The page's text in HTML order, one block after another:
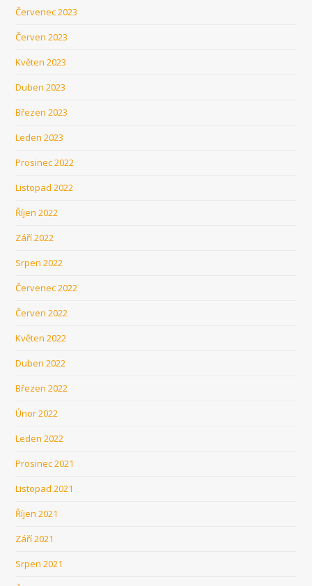
Červenec 2023
Červen 2023
Květen 2023
Duben 2023
Březen 2023
Leden 2023
Prosinec 2022
Listopad 2022
Říjen 2022
Září 2022
Srpen 2022
Červenec 2022
Červen 2022
Květen 2022
Duben 2022
Březen 2022
Únor 2022
Leden 2022
Prosinec 2021
Listopad 2021
Říjen 2021
Září 2021
Srpen 2021